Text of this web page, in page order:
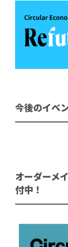
今後のイベ
オーダーメ
付中！